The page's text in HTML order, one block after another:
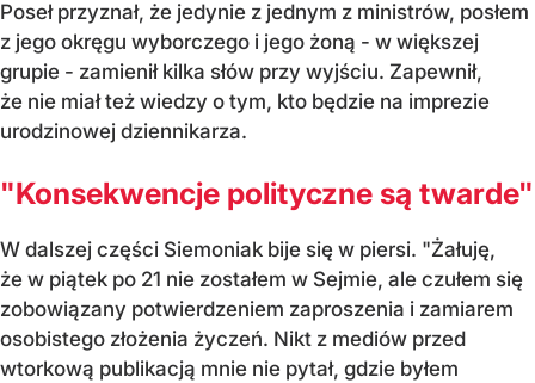
Poseł przyznał, że jedynie z jednym z ministrów, posłem
z jego okręgu wyborczego i jego żoną - w większej
grupie - zamienił kilka słów przy wyjściu. Zapewnił,
że nie miał też wiedzy o tym, kto będzie na imprezie
urodzinowej dziennikarza.
"Konsekwencje polityczne są twarde"
W dalszej części Siemoniak bije się w piersi. "Żałuję,
że w piątek po 21 nie zostałem w Sejmie, ale czułem się
zobowiązany potwierdzeniem zaproszenia i zamiarem
osobistego złożenia życzeń. Nikt z mediów przed
wtorkową publikacją mnie nie pytał, gdzie byłem